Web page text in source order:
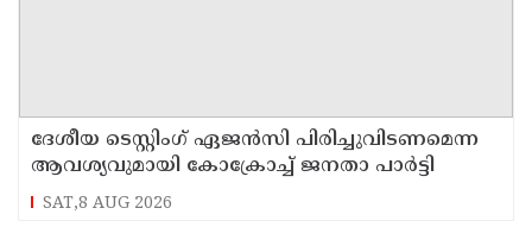
ദേശീയ ടെസ്റ്റിംഗ് ഏജന്‍സി പിരിച്ചുവിടണമെന്ന
ആവശ്യവുമായി കോക്രോച്ച് ജനതാ പാര്‍ട്ടി
SAT,8 AUG 2026